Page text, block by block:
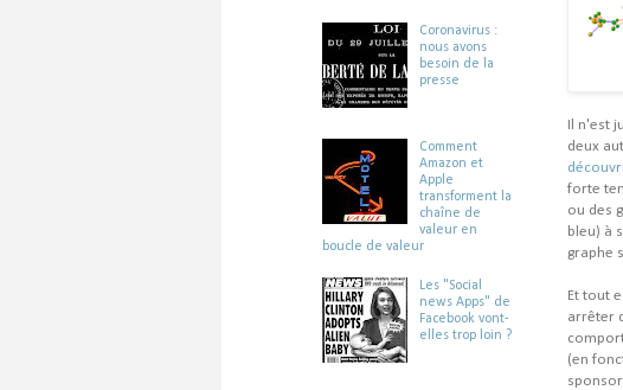
Il n'est
deux
forte
ou des
bleu) à
graphe
Et tout
arrêter
(en
Coronavirus :
nous avons
besoin de la
presse
Comment
Amazon et
Apple
transforment la
chaîne de
valeur en
boucle de valeur
Les "Social
news Apps" de
Facebook vont-
elles trop loin ?